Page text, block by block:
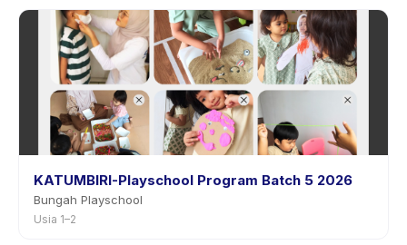
KATUMBIRI-Playschool Program Batch 5 2026
Bungah Playschool
Usia 1–2